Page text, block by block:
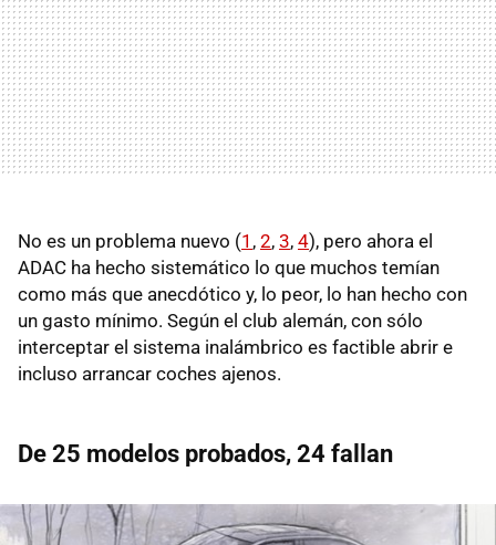
No es un problema nuevo (1 , 2, 3, 4), pero ahora el
ADAC ha hecho sistemático lo que muchos temían
como más que anecdótico y, lo peor, lo han hecho con
un gasto mínimo. Según el club alemán, con sólo
interceptar el sistema inalámbrico es factible abrir e
incluso arrancar coches ajenos.
De 25 modelos probados, 24 fallan